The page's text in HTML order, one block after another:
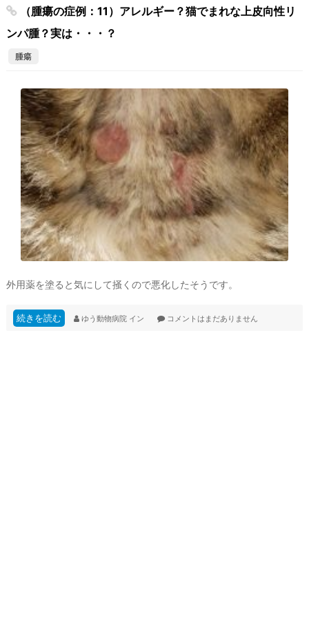
（腫瘍の症例：11）アレルギー？猫でまれな上皮向性リ
ンパ腫？実は・・・？
腫瘍
外用薬を塗ると気にして掻くので悪化したそうです。
続きを読む ゆう動物病院 イン コメントはまだありません